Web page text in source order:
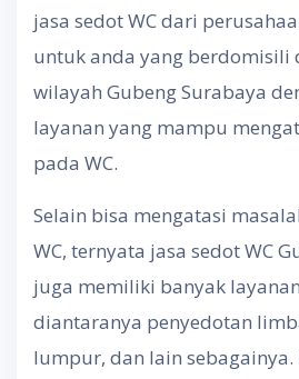
jasa sedot WC dari
untuk anda yang berdomisili
wilayah Gubeng Surabaya
layanan yang mampu
pada WC.
Selain bisa mengatasi
WC, ternyata jasa sedot WC
juga memiliki banyak
diantaranya penyedotan
lumpur, dan lain sebagainya.